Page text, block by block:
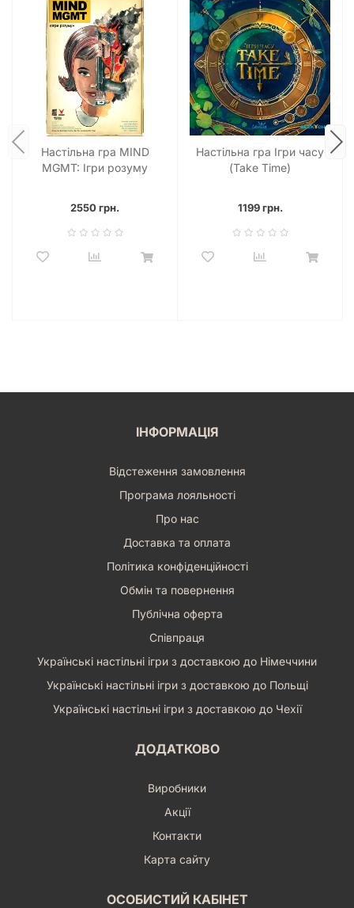
Настільна гра MIND
MGMT: Ігри розуму
2550 грн.
Настільна гра Ігри часу
(Take Time)
1199 грн.
ІНФОРМАЦІЯ
Відстеження замовлення
Програма лояльності
Про нас
Доставка та оплата
Політика конфіденційності
Обмін та повернення
Публічна оферта
Співпраця
Українські настільні ігри з доставкою до Німеччини
Українські настільні ігри з доставкою до Польщі
Українські настільні ігри з доставкою до Чехії
ДОДАТКОВО
Виробники
Акції
Контакти
Карта сайту
ОСОБИСТИЙ КАБІНЕТ